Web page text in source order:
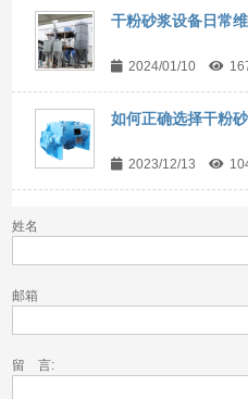
干粉砂浆设备日常
2024/01/10
如何正确选择干粉
2023/12/13
姓名
邮箱
留 言: